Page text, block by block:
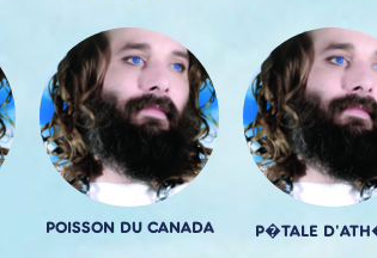
POISSON DU CANADA P�TALE